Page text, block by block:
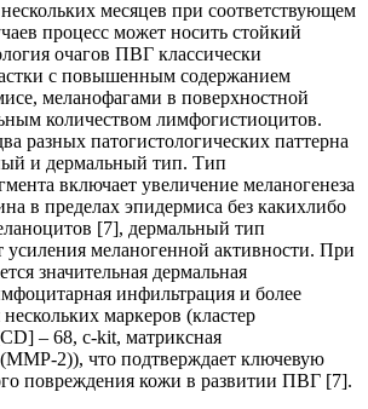
месяцев при соответствующем
процесс может носить стойкий
очагов ПВГ классически
с повышенным содержанием
меланофагами в поверхностной
количеством лимфогистиоцитов.
разных патогистологических паттерна
и дермальный тип. Тип
включает увеличение меланогенеза
в пределах эпидермиса без какихлибо
[7], дермальный тип
усиления меланогенной активности. При
значительная дермальная
инфильтрация и более
маркеров (кластер
– 68, c-kit, матриксная
2)), что подтверждает ключевую
повреждения кожи в развитии ПВГ [7].